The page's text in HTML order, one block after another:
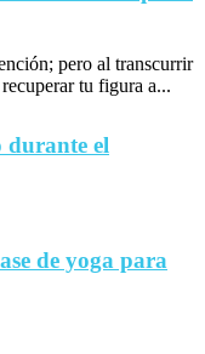
pero al transcurrir
tu figura a...
durante el
de yoga para